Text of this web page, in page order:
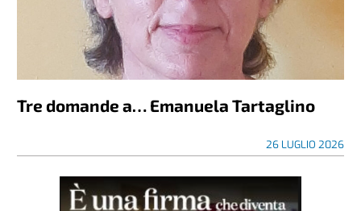
Tre domande a… Emanuela Tartaglino
26 LUGLIO 2026